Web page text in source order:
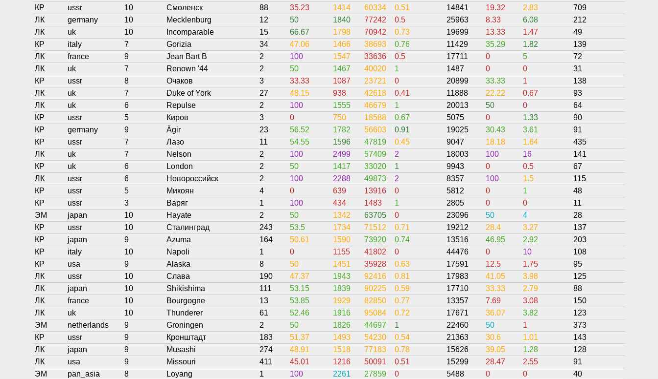
КР
ussr 10 Смоленск 88 35.23 1414 60334 0.51 14841 19.32 2.83 709
ЛК
germany 10 Mecklenburg 12 50 1840 77242 0.5 25963 8.33 6.08 212
ЛК
uk 10 Incomparable 15 66.67 1798 70942 0.73 19699 13.33 1.47 49
КР
italy 7 Gorizia 34 47.06 1466 38693 0.76 11429 35.29 1.82 139
ЛК
france 9 Jean Bart B 2 100 1547 33636 0.5 17711 0 5 72
ЛК
uk 7 Renown '44 2 50 1467 40020 1 1487 0 0 31
КР
ussr 8 Очаков 3 33.33 1087 23721 0 20899 33.33 1 138
ЛК
uk 7 Duke of York 27 48.15 938 42618 0.41 11888 22.22 0.67 93
ЛК
uk 6 Repulse 2 100 1555 46679 1 20013 50 0 64
КР
ussr 5 Киров 3 0 750 18588 0.67 5075 0 1.33 90
КР
germany 9 Ägir 23 56.52 1782 56603 0.91 19025 30.43 3.61 91
КР
ussr 7 Лазо 11 54.55 1596 47819 0.45 9047 18.18 1.64 435
ЛК
uk 7 Nelson 2 100 2499 57409 2 18003 100 16 141
КР
uk 6 London 2 50 1417 33020 1 9943 0 0.5 67
ЛК
ussr 6 Новороссийск 2 100 2288 49873 2 8357 100 1.5 115
КР
ussr 5 Микоян 4 0 639 13916 0 5812 0 1 48
КР
ussr 3 Варяг 1 100 434 1483 1 2805 0 0 11
ЭМ
japan 10 Hayate 2 50 1342 63705 0 23096 50 4 28
КР
ussr 10 Сталинград 243 53.5 1734 71512 0.71 19212 28.4 3.27 137
КР
japan 9 Azuma 164 50.61 1590 73920 0.74 13516 46.95 2.92 203
КР
italy 10 Napoli 1 0 1155 41802 0 44476 0 10 108
КР
usa 9 Alaska 8 50 1451 35928 0.63 17591 12.5 1.75 95
ЛК
ussr 10 Слава 190 47.37 1943 92416 0.81 17983 41.05 3.98 125
ЛК
japan 10 Shikishima 111 53.15 1839 90225 0.59 17710 33.33 2.79 88
ЛК
france 10 Bourgogne 13 53.85 1929 82850 0.77 13357 7.69 3.08 150
ЛК
uk 10 Thunderer 61 52.46 1916 95084 0.72 17671 36.07 3.82 123
ЭМ
netherlands 9 Groningen 2 50 1826 44697 1 22460 50 1 373
КР
ussr 9 Кронштадт 183 51.37 1493 54230 0.54 21363 30.6 1.01 143
ЛК
japan 9 Musashi 274 48.91 1518 77183 0.78 15626 39.05 1.28 128
ЛК
usa 9 Missouri 411 45.01 1216 50091 0.51 15299 28.47 2.55 91
ЭМ
pan_asia 8 Loyang 1 100 2261 27859 0 5488 0 0 40